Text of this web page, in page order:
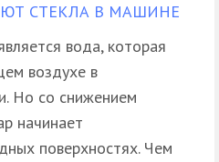
СТЕКЛА В МАШИНЕ
вода, которая
воздухе в
Но со снижением
начинает
поверхностях. Чем